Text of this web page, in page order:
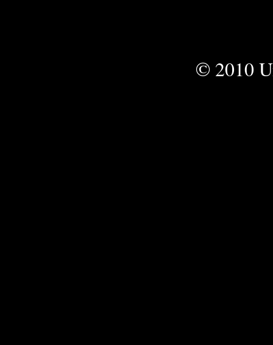
© 2010